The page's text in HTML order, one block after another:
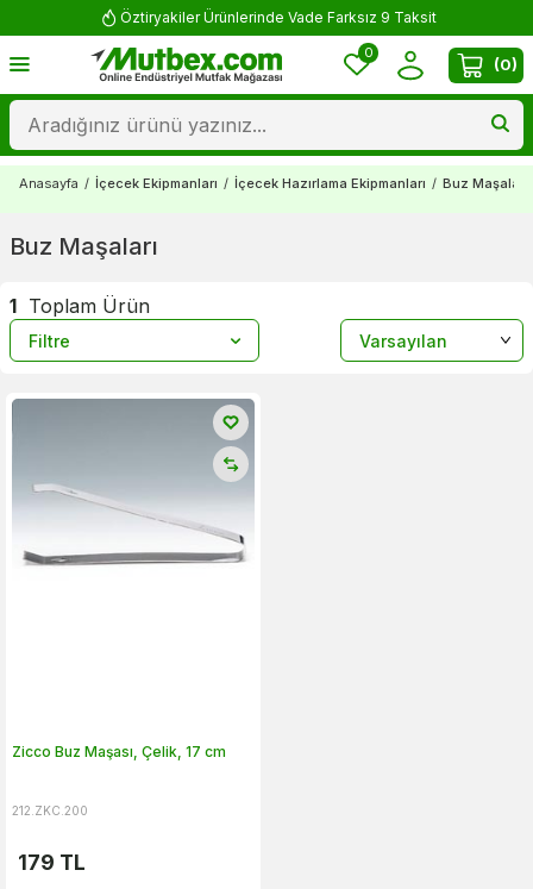
Öztiryakiler Ürünlerinde Vade Farksız 9 Taksit
0
(0)
Anasayfa / İçecek Ekipmanları / İçecek Hazırlama Ekipmanları / Buz Maşaları
Buz Maşaları
1 Toplam Ürün
Filtre
Zicco Buz Maşası, Çelik, 17 cm
212.ZKC.200
179 TL